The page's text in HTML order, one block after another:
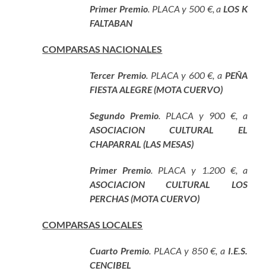
Primer Premio . PLACA y 500 €, a LOS K
FALTABAN
COMPARSAS NACIONALES
Tercer Premio. PLACA y 600 €, a PEÑA
FIESTA ALEGRE (MOTA CUERVO)
Segundo Premio . PLACA y 900 €, a
ASOCIACION CULTURAL EL
CHAPARRAL (LAS MESAS)
Primer Premio . PLACA y 1.200 €, a
ASOCIACION CULTURAL LOS
PERCHAS (MOTA CUERVO)
COMPARSAS LOCALES
Cuarto Premio. PLACA y 850 €, a I.E.S.
CENCIBEL